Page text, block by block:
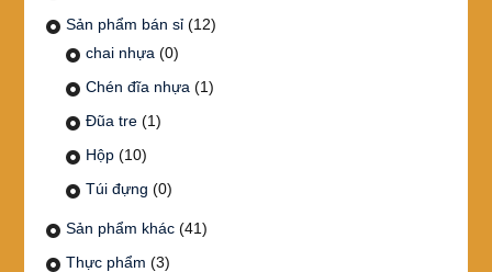
Sản phẩm bán sỉ (12)
chai nhựa (0)
Chén đĩa nhựa (1)
Đũa tre (1)
Hộp (10)
Túi đựng (0)
Sản phẩm khác (41)
Thực phẩm (3)